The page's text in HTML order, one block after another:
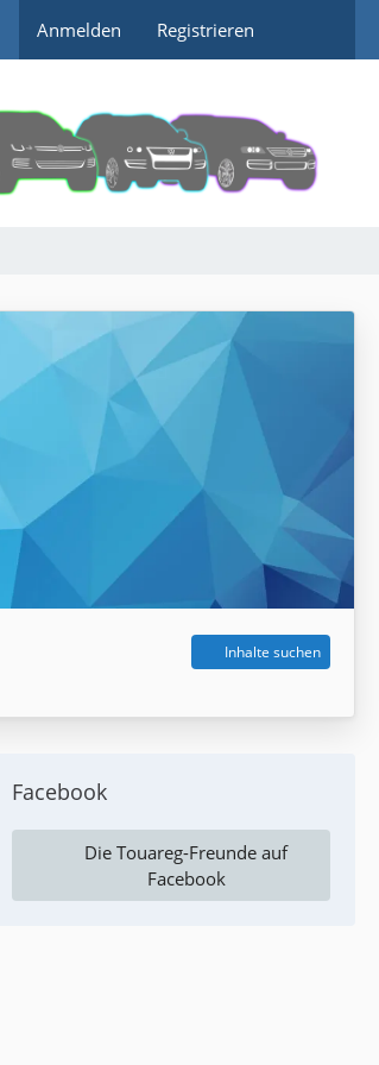
Anmelden Registrieren
Inhalte suchen
Facebook
Die Touareg-Freunde auf
Facebook